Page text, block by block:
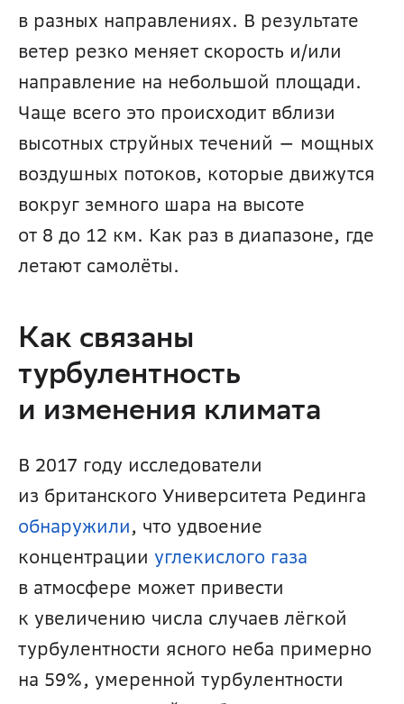
в разных направлениях. В результате
ветер резко меняет скорость и/или
направление на небольшой площади.
Чаще всего это происходит вблизи
высотных струйных течений — мощных
воздушных потоков, которые движутся
вокруг земного шара на высоте
от 8 до 12 км. Как раз в диапазоне, где
летают самолёты.
Как связаны
турбулентность
и изменения климата
В 2017 году исследователи
обнаружили, что удвоение
концентрации углекислого газа
в атмосфере может привести
к увеличению числа случаев лёгкой
турбулентности ясного неба примерно
на 59%, умеренной турбулентности